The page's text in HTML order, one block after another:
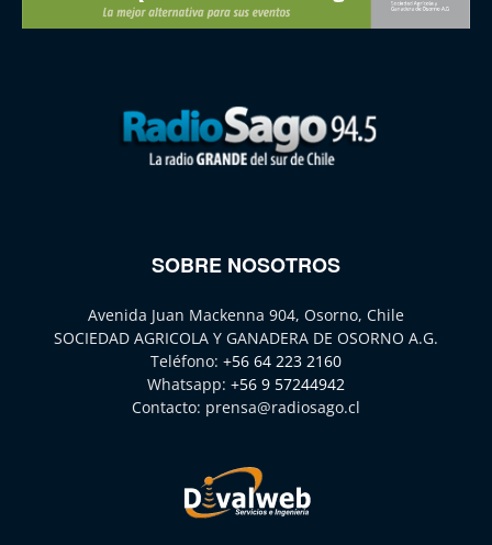
SOBRE NOSOTROS
Avenida Juan Mackenna 904, Osorno, Chile
SOCIEDAD AGRICOLA Y GANADERA DE OSORNO A.G.
Teléfono: +56 64 223 2160
Whatsapp: +56 9 57244942
Contacto: prensa@radiosago.cl